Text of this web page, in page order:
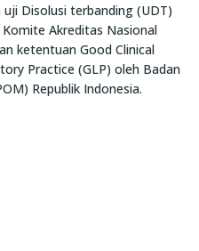
Disolusi terbanding (UDT)
Akreditas Nasional
ketentuan Good Clinical
Practice (GLP) oleh Badan
Republik Indonesia.